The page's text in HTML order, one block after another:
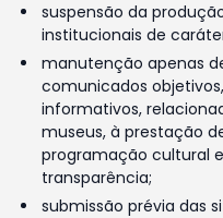
suspensão da
institucionais de
manutenção apenas
comunicados
informativos,
museus, à prestação
programação cultural
transparência;
submissão prévia das